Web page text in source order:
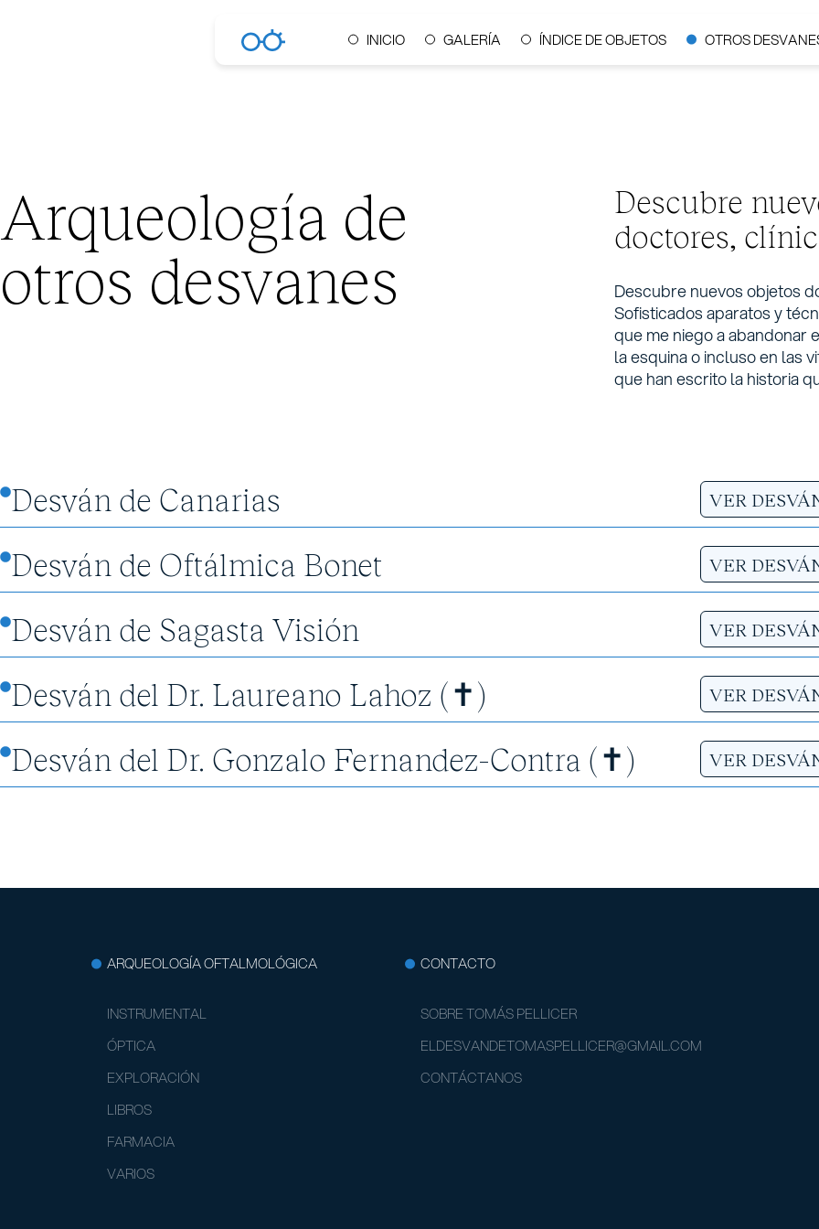
INICIO GALERÍA ÍNDICE DE OBJETOS OTROS
Arqueología de
otros desvanes
Descubre
doctores,
Descubre nuevos objetos
Sofisticados aparatos y
que me niego a abandonar
la esquina o incluso en las
que han escrito la historia
Desván de Canarias VER
Desván de Oftálmica Bonet VER
Desván de Sagasta Visión VER
Desván del Dr. Laureano Lahoz (✝) VER
Desván del Dr. Gonzalo Fernandez-Contra (✝) VER
ARQUEOLOGÍA OFTALMOLÓGICA
INSTRUMENTAL
ÓPTICA
EXPLORACIÓN
LIBROS
FARMACIA
VARIOS
CONTACTO
SOBRE TOMÁS PELLICER
ELDESVANDETOMASPELLICER@GMAIL.COM
CONTÁCTANOS